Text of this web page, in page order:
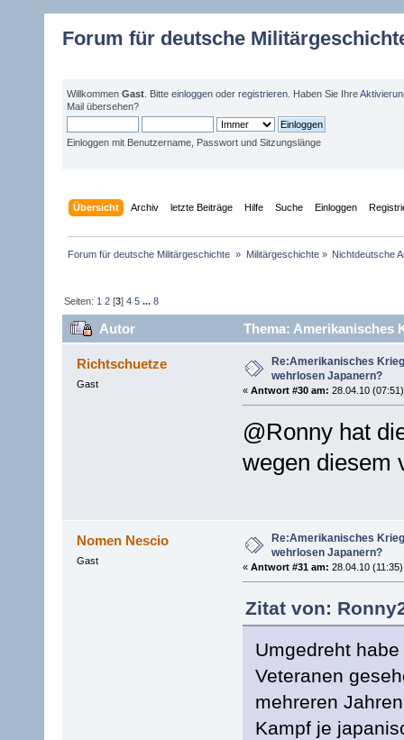
Forum für deutsche
Willkommen Gast . Bitte einloggen oder registrieren . Haben Sie Ihre
Mail übersehen?
Einloggen mit Benutzername, Passwort und Sitzungslänge
Übersicht Archiv letzte Beiträge Hilfe Suche Einloggen
Forum für deutsche Militärgeschichte » Militärgeschichte» Nichtdeutsche
Seiten: 1 2 [3]4 5 ...8
Autor Thema: Amerikanisches
Richtschuetze
Gast
Re:Amerikanisches
wehrlosen Japanern?
« Antwort #30 am: 28.04.10
@Ronny hat
wegen diesem
Nomen Nescio
Gast
Re:Amerikanisches
wehrlosen Japanern?
« Antwort #31 am: 28.04.10
Zitat von:
Umgedreht
Veteranen
mehreren Jahren
Kampf je